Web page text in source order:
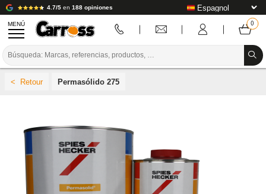
4.7/5 en 188 opiniones
MENÚ
PREPARACIÓN / PINTURA / ACABADO
CONSUMIBLES DE CARROCERÍA
HERRAMIENTAS DE CARROCERÍA
Permasólido 275